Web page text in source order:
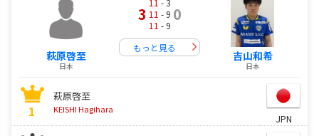
萩原啓至
日本
3
11 - 3
11 - 9
11 - 9
0
もっと見る
吉山和希
日本
1
萩原啓至
KEISHI Hagihara
JPN